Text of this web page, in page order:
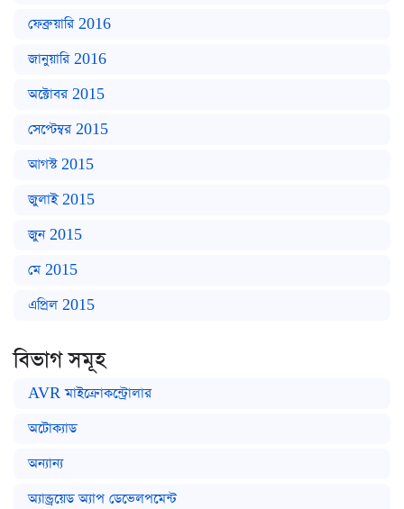
ফেব্রুয়ারি 2016
জানুয়ারি 2016
অক্টোবর 2015
সেপ্টেম্বর 2015
আগস্ট 2015
জুলাই 2015
জুন 2015
মে 2015
এপ্রিল 2015
বিভাগ সমূহ
AVR মাইক্রোকন্ট্রোলার
অটোক্যাড
অন্যান্য
অ্যান্ড্রয়েড অ্যাপ ডেভেলপমেন্ট